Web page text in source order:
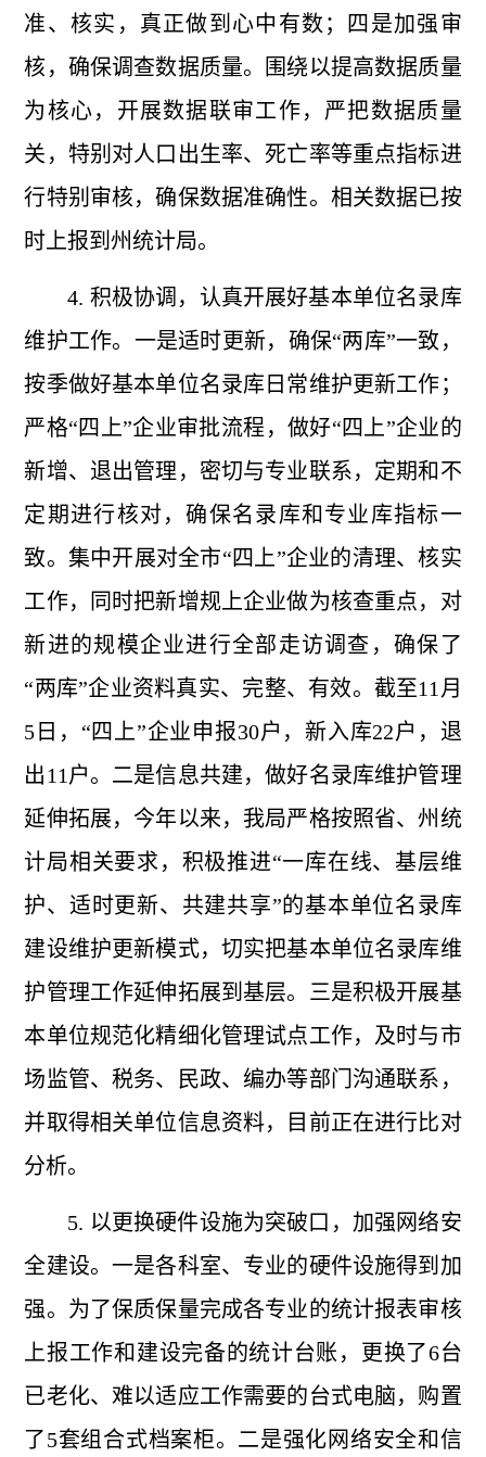
准、核实，真正做到心中有数；四是加强审
核，确保调查数据质量。围绕以提高数据质量
为核心，开展数据联审工作，严把数据质量
关，特别对人口出生率、死亡率等重点指标进
行特别审核，确保数据准确性。相关数据已按
时上报到州统计局。
4. 积极协调，认真开展好基本单位名录库
维护工作。一是适时更新，确保“两库”一致，
按季做好基本单位名录库日常维护更新工作；
严格“四上”企业审批流程，做好“四上”企业的
新增、退出管理，密切与专业联系，定期和不
定期进行核对，确保名录库和专业库指标一
致。集中开展对全市“四上”企业的清理、核实
工作，同时把新增规上企业做为核查重点，对
新进的规模企业进行全部走访调查，确保了
“两库”企业资料真实、完整、有效。截至11月
5日，“四上”企业申报30户，新入库22户，退
出11户。二是信息共建，做好名录库维护管理
延伸拓展，今年以来，我局严格按照省、州统
计局相关要求，积极推进“一库在线、基层维
护、适时更新、共建共享”的基本单位名录库
建设维护更新模式，切实把基本单位名录库维
护管理工作延伸拓展到基层。三是积极开展基
本单位规范化精细化管理试点工作，及时与市
场监管、税务、民政、编办等部门沟通联系，
并取得相关单位信息资料，目前正在进行比对
分析。
5. 以更换硬件设施为突破口，加强网络安
全建设。一是各科室、专业的硬件设施得到加
强。为了保质保量完成各专业的统计报表审核
上报工作和建设完备的统计台账，更换了6台
已老化、难以适应工作需要的台式电脑，购置
了5套组合式档案柜。二是强化网络安全和信